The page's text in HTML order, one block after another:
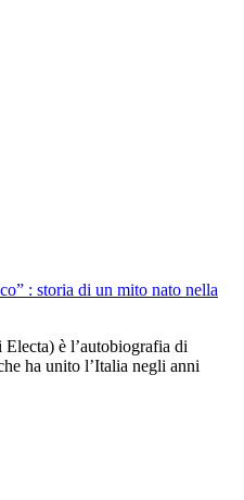
: storia di un mito nato nella
è l’autobiografia di
ha unito l’Italia negli anni